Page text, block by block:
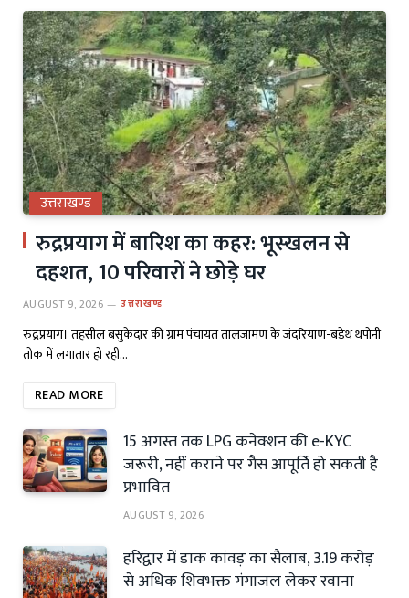
उत्तराखण्ड
रुद्रप्रयाग में बारिश का कहर: भूस्खलन से
दहशत, 10 परिवारों ने छोड़े घर
AUGUST 9, 2026 उत्तराखण्ड
रुद्रप्रयाग। तहसील बसुकेदार की ग्राम पंचायत तालजामण के जंदरियाण-बडेथ थपोनी
तोक में लगातार हो रही…
READ MORE
15 अगस्त तक LPG कनेक्शन की e-KYC
जरूरी, नहीं कराने पर गैस आपूर्ति हो सकती है
प्रभावित
AUGUST 9, 2026
हरिद्वार में डाक कांवड़ का सैलाब, 3.19 करोड़
से अधिक शिवभक्त गंगाजल लेकर रवाना